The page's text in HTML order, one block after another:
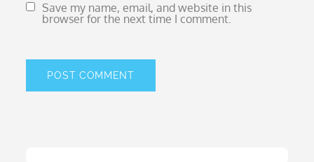
Save my name, email, and website in this
browser for the next time I comment.